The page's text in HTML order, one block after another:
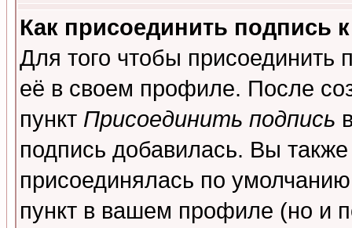
Как присоединить подпись
Для того чтобы присоединить
её в своем профиле. После
пункт Присоединить подпись
подпись добавилась. Вы
присоединялась по
пункт в вашем профиле (но и